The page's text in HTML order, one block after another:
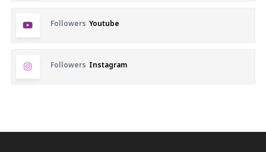
Followers Youtube
Followers Instagram